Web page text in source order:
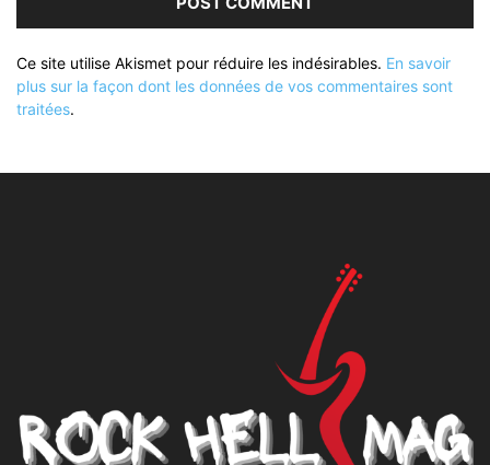
Ce site utilise Akismet pour réduire les indésirables. En savoir
plus sur la façon dont les données de vos commentaires sont
traitées.